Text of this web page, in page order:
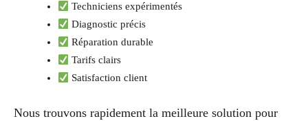
Techniciens expérimentés
Diagnostic précis
Réparation durable
Tarifs clairs
Satisfaction client
Nous trouvons rapidement la meilleure solution pour